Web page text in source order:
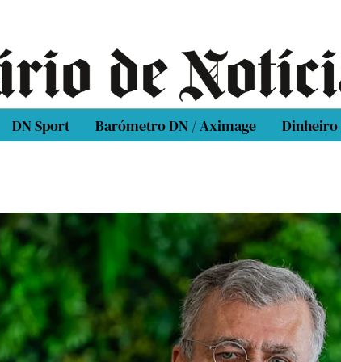
DN Sport Barómetro DN / Aximage Dinheiro